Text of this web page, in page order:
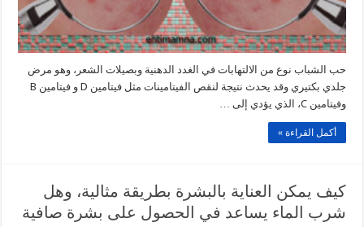
حب الشباب نوع من الالتهابات في الغدد الدهنية وبصيلات الشعر، وهو مرض
جلدي بكتيري وقد يحدث نتيجة لنقص الفيتامينات مثل فيتامين D و فيتامين B
وفيتامين C، الذي يؤدي إلى …
أكمل القراءة »
كيف يمكن العناية بالبشرة بطريقة مثالية، وهل
شرب الماء يساعد في الحصول على بشرة صافية